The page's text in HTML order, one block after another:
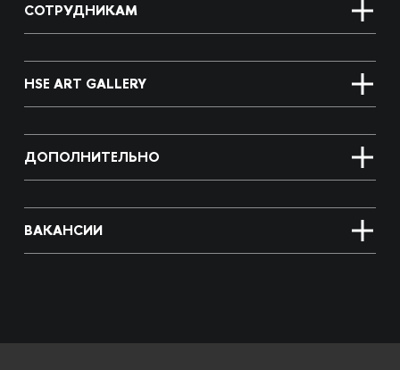
СОТРУДНИКАМ
HSE ART GALLERY
ДОПОЛНИТЕЛЬНО
ВАКАНСИИ